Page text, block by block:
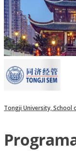
Tongji University, School